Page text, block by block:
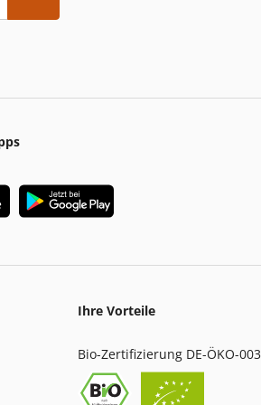
Ihre Vorteile
Bio-Zertifizierung DE-ÖKO-003